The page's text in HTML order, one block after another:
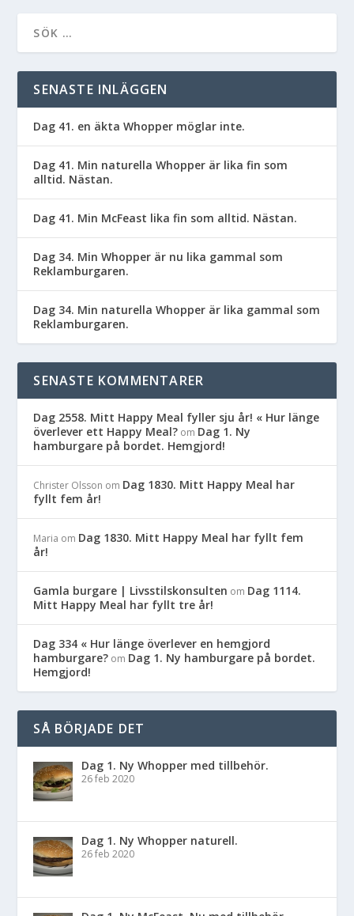
SENASTE INLÄGGEN
Dag 41. en äkta Whopper möglar inte.
Dag 41. Min naturella Whopper är lika fin som
alltid. Nästan.
Dag 41. Min McFeast lika fin som alltid. Nästan.
Dag 34. Min Whopper är nu lika gammal som
Reklamburgaren.
Dag 34. Min naturella Whopper är lika gammal som
Reklamburgaren.
SENASTE KOMMENTARER
Dag 2558. Mitt Happy Meal fyller sju år! « Hur länge
överlever ett Happy Meal? om Dag 1. Ny
hamburgare på bordet. Hemgjord!
Christer Olsson om Dag 1830. Mitt Happy Meal har
fyllt fem år!
Maria om Dag 1830. Mitt Happy Meal har fyllt fem
år!
Gamla burgare | Livsstilskonsulten om Dag 1114.
Mitt Happy Meal har fyllt tre år!
Dag 334 « Hur länge överlever en hemgjord
hamburgare? om Dag 1. Ny hamburgare på bordet.
Hemgjord!
SÅ BÖRJADE DET
Dag 1. Ny Whopper med tillbehör.
26 feb 2020
Dag 1. Ny Whopper naturell.
26 feb 2020